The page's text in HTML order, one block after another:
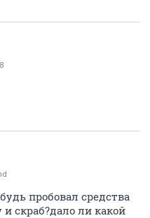
пробовал средства
скраб?дало ли какой